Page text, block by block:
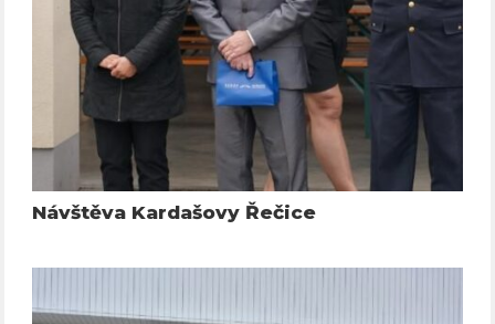
Návštěva Kardašovy Řečice